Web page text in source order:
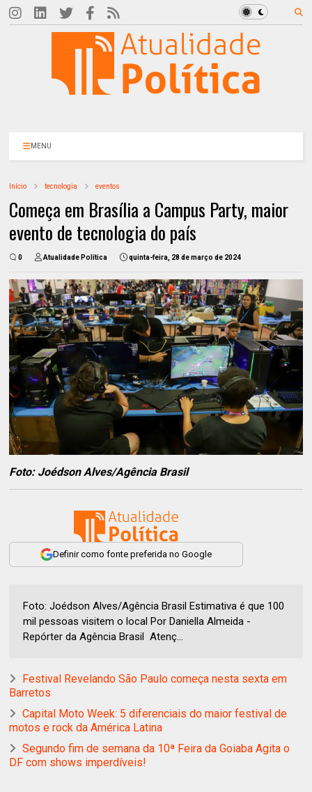
MENU
Início tecnologia eventos
Começa em Brasília a Campus Party, maior
evento de tecnologia do país
0 Atualidade Política quinta-feira, 28 de março de 2024
Foto: Joédson Alves/Agência Brasil
Definir como fonte preferida no Google
Foto: Joédson Alves/Agência Brasil Estimativa é que 100
mil pessoas visitem o local Por Daniella Almeida -
Repórter da Agência Brasil Atenç...
Festival Revelando São Paulo começa nesta sexta em
Barretos
Capital Moto Week: 5 diferenciais do maior festival de
motos e rock da América Latina
Segundo fim de semana da 10ª Feira da Goiaba Agita o
DF com shows imperdíveis!